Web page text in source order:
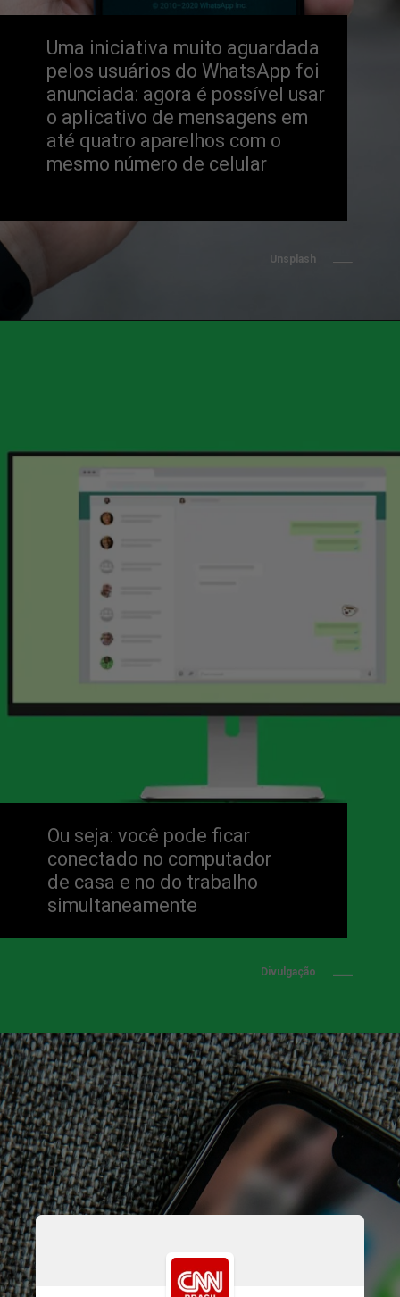
Uma iniciativa muito aguardada
pelos usuários do WhatsApp foi
anunciada: agora é possível usar
o aplicativo de mensagens em
até quatro aparelhos com o
mesmo número de celular
Unsplash
Ou seja: você pode ficar
conectado no computador
de casa e no do trabalho
simultaneamente
Divulgação